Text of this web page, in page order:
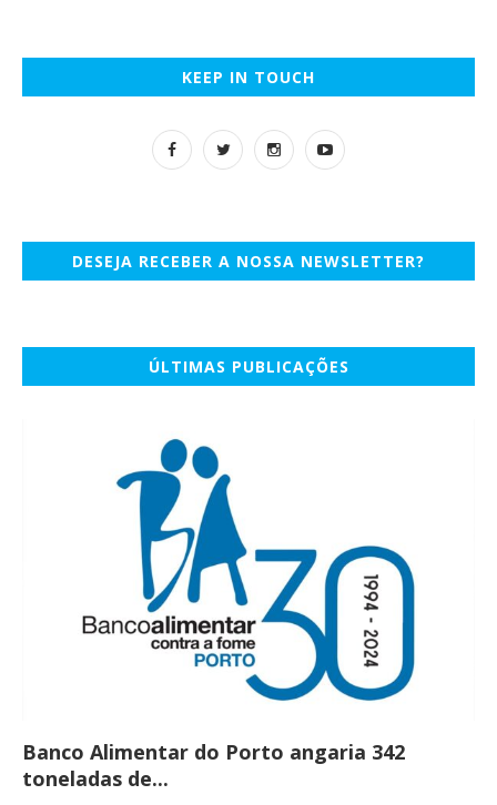
KEEP IN TOUCH
DESEJA RECEBER A NOSSA NEWSLETTER?
ÚLTIMAS PUBLICAÇÕES
Banco Alimentar do Porto angaria 342
toneladas de...